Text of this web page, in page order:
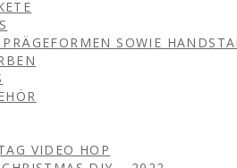
SOWIE
VIDEO HOP